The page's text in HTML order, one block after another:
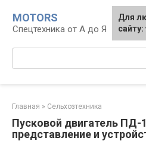
контенту
MOTORS
Спецтехника от А до Я
Главная » Сельхозтехника
Пусковой двигатель
представление и
Для